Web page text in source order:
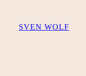
Inhalt
SVEN WOLF